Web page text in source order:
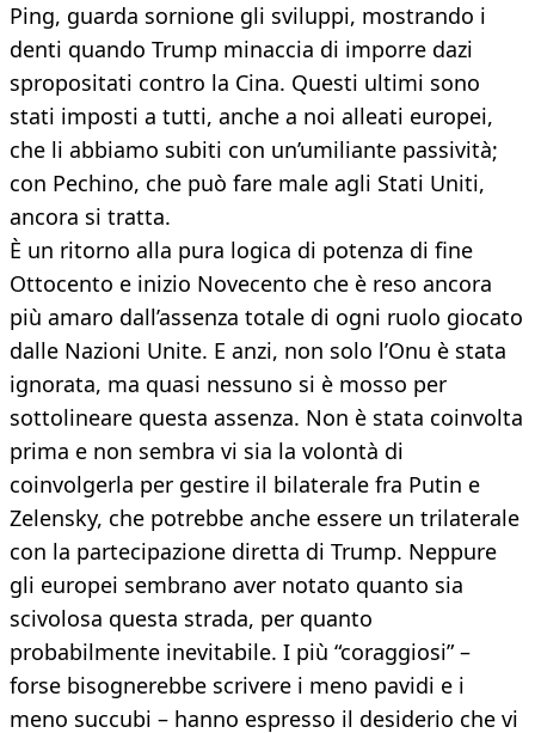
Ping, guarda sornione gli sviluppi, mostrando i
denti quando Trump minaccia di imporre dazi
spropositati contro la Cina. Questi ultimi sono
stati imposti a tutti, anche a noi alleati europei,
che li abbiamo subiti con un’umiliante passività;
con Pechino, che può fare male agli Stati Uniti,
ancora si tratta.
È un ritorno alla pura logica di potenza di fine
Ottocento e inizio Novecento che è reso ancora
più amaro dall’assenza totale di ogni ruolo giocato
dalle Nazioni Unite. E anzi, non solo l’Onu è stata
ignorata, ma quasi nessuno si è mosso per
sottolineare questa assenza. Non è stata coinvolta
prima e non sembra vi sia la volontà di
coinvolgerla per gestire il bilaterale fra Putin e
Zelensky, che potrebbe anche essere un trilaterale
con la partecipazione diretta di Trump. Neppure
gli europei sembrano aver notato quanto sia
scivolosa questa strada, per quanto
probabilmente inevitabile. I più “coraggiosi” –
forse bisognerebbe scrivere i meno pavidi e i
meno succubi – hanno espresso il desiderio che vi